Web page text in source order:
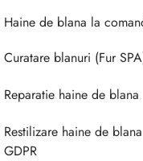
Haine de blana la
Curatare blanuri (Fur
Reparatie haine de blana
Restilizare haine de blana
GDPR